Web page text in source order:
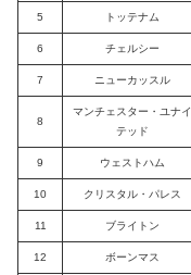
5 トッテナム
6 チェルシー
7 ニューカッスル
8
マンチェスター・ユナイ
テッド
9 ウェストハム
10 クリスタル・パレス
11 ブライトン
12 ボーンマス